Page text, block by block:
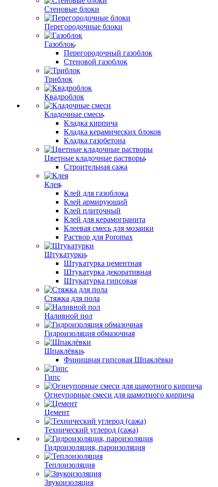
Стеновые блоки
Перегородочные блоки
Газоблок
Перегородочный газоблок
Стеновой газоблок
Триблок
Квадроблок
Кладочные смеси
Кладка кирпича
Кладка керамических блоков
Кладка газобетона
Цветные кладочные растворы
Строительная сажа
Клея
Клей для газоблока
Клей армирующий
Клей плиточный
Клей для керамогранита
Клеевая смесь для мозаики
Раствор для Poromax
Штукатурки
Штукатурка цементная
Штукатурка декоративная
Штукатурка гипсовая
Стяжка для пола
Наливной пол
Гидроизоляция обмазочная
Шпаклёвки
Финишная гипсовая Шпаклёвки
Гипс
Огнеупорные смеси для шамотного кирпича
Цемент
Технический углерод (сажа)
Гидроизоляция, пароизоляция
Теплоизоляция
Звукоизоляция